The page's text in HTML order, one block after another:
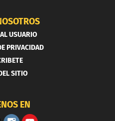
USUARIO
PRIVACIDAD
SITIO
EN